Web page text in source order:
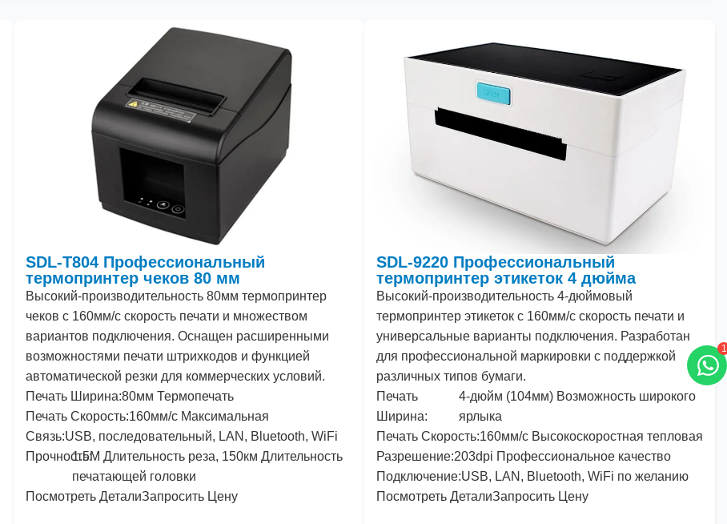
SDL-T804 Профессиональный
термопринтер чеков 80 мм
Высокий-производительность 80мм термопринтер
чеков с 160мм/с скорость печати и множеством
вариантов подключения. Оснащен расширенными
возможностями печати штрихкодов и функцией
автоматической резки для коммерческих условий.
ПечатьШирина:80мм Термопечать
ПечатьСкорость:160мм/с Максимальная
Связь:USB, последовательный, LAN, Bluetooth, WiFi
Прочность:
1.5М Длительность реза, 150км Длительность
печатающей головки
Посмотреть ДеталиЗапросить Цену
SDL-9220 Профессиональный
термопринтер этикеток 4 дюйма
Высокий-производительность 4-дюймовый
термопринтер этикеток с 160мм/с скорость печати и
универсальные варианты подключения. Разработан
для профессиональной маркировки с поддержкой
различных типов бумаги.
Печать
Ширина:
4-дюйм (104мм) Возможность широкого
ярлыка
ПечатьСкорость:160мм/с Высокоскоростная тепловая
Разрешение:203dpi Профессиональное качество
Подключение:USB, LAN, Bluetooth, WiFi по желанию
Посмотреть ДеталиЗапросить Цену
1